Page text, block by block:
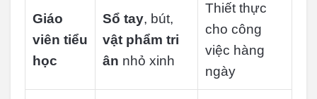
Giáo
viên tiểu
học
Sổ tay, bút,
vật phẩm tri
ân nhỏ xinh
Thiết thực
cho công
việc hàng
ngày